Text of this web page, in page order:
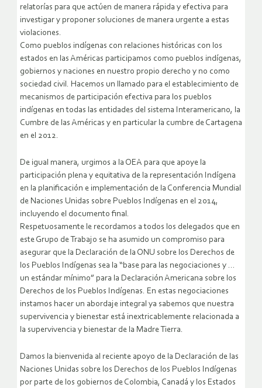
relatorías para que actúen de manera rápida y efectiva para
investigar y proponer soluciones de manera urgente a estas
violaciones.
Como pueblos indígenas con relaciones históricas con los
estados en las Américas participamos como pueblos indígenas,
gobiernos y naciones en nuestro propio derecho y no como
sociedad civil. Hacemos un llamado para el establecimiento de
mecanismos de participación efectiva para los pueblos
indígenas en todas las entidades del sistema Interamericano, la
Cumbre de las Américas y en particular la cumbre de Cartagena
en el 2012.
De igual manera, urgimos a la OEA para que apoye la
participación plena y equitativa de la representación Indígena
en la planificación e implementación de la Conferencia Mundial
de Naciones Unidas sobre Pueblos Indígenas en el 2014,
incluyendo el documento final.
Respetuosamente le recordamos a todos los delegados que en
este Grupo de Trabajo se ha asumido un compromiso para
asegurar que la Declaración de la ONU sobre los Derechos de
los Pueblos Indígenas sea la “base para las negociaciones y …
un estándar mínimo” para la Declaración Americana sobre los
Derechos de los Pueblos Indígenas. En estas negociaciones
instamos hacer un abordaje integral ya sabemos que nuestra
supervivencia y bienestar está inextricablemente relacionada a
la supervivencia y bienestar de la Madre Tierra.
Damos la bienvenida al reciente apoyo de la Declaración de las
Naciones Unidas sobre los Derechos de los Pueblos Indígenas
por parte de los gobiernos de Colombia, Canadá y los Estados